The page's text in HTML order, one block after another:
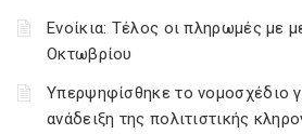
Ενοίκια: Τέλος οι πληρωμές με
Οκτωβρίου
Υπερψηφίσθηκε το νομοσχέδιο
ανάδειξη της πολιτιστικής